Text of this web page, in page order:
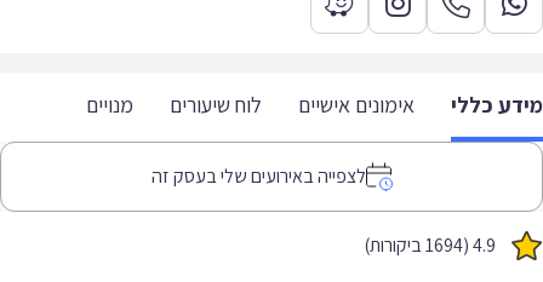
כללי אימונים אישיים לוח שיעורים מנויים
לצפייה באירועים שלי בעסק זה
4.9 (1694 ביקורות)